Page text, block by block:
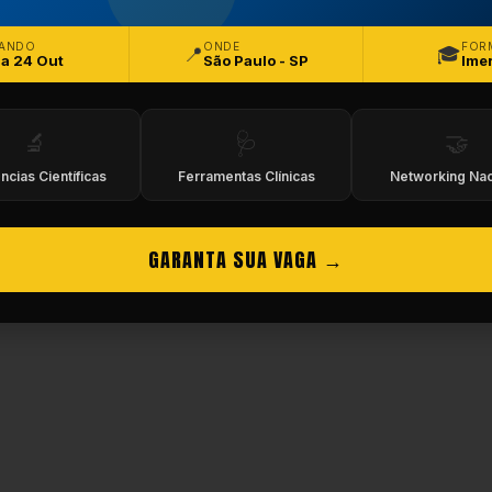
Reservados.
24 Out 📍 ONDE
São Paulo - SP 🎓
🔬
Científicas
🩺
Ferramentas Clínicas
🤝
Networking
GARANTA SUA VAGA →